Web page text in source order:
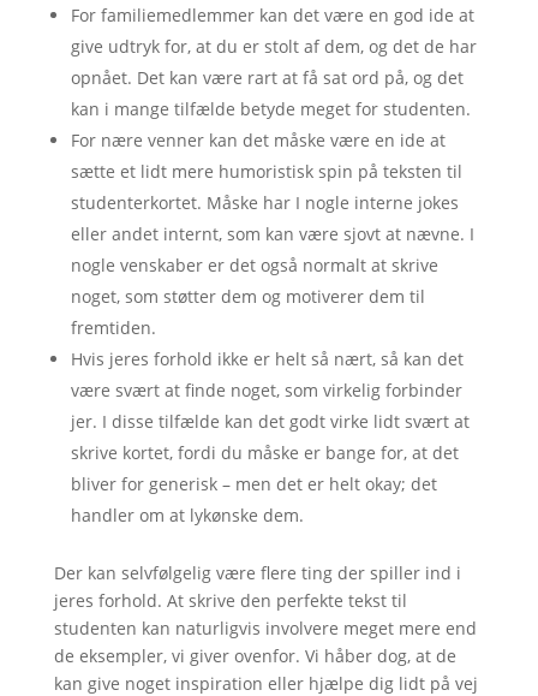
For familiemedlemmer kan det være en god ide at
give udtryk for, at du er stolt af dem, og det de har
opnået. Det kan være rart at få sat ord på, og det
kan i mange tilfælde betyde meget for studenten.
For nære venner kan det måske være en ide at
sætte et lidt mere humoristisk spin på teksten til
studenterkortet. Måske har I nogle interne jokes
eller andet internt, som kan være sjovt at nævne. I
nogle venskaber er det også normalt at skrive
noget, som støtter dem og motiverer dem til
fremtiden.
Hvis jeres forhold ikke er helt så nært, så kan det
være svært at finde noget, som virkelig forbinder
jer. I disse tilfælde kan det godt virke lidt svært at
skrive kortet, fordi du måske er bange for, at det
bliver for generisk – men det er helt okay; det
handler om at lykønske dem.
Der kan selvfølgelig være flere ting der spiller ind i
jeres forhold. At skrive den perfekte tekst til
studenten kan naturligvis involvere meget mere end
de eksempler, vi giver ovenfor. Vi håber dog, at de
kan give noget inspiration eller hjælpe dig lidt på vej